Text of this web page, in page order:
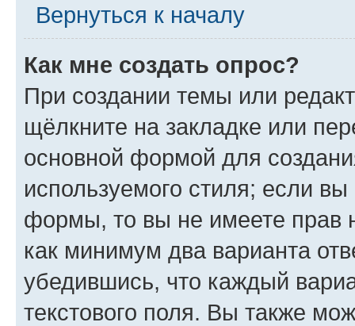
Вернуться к началу
Как мне создать опрос?
При создании темы или
щёлкните на закладке или
основной формой для
используемого стиля; если
формы, то вы не имеете прав
как минимум два варианта
убедившись, что каждый
текстового поля. Вы также